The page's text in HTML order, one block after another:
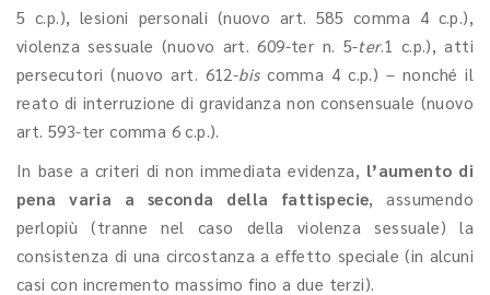
5 c.p.), lesioni personali (nuovo art. 585 comma 4 c.p.),
violenza sessuale (nuovo art. 609-ter n. 5-ter.1 c.p.), atti
persecutori (nuovo art. 612-biscomma 4 c.p.) – nonché il
reato di interruzione di gravidanza non consensuale (nuovo
art. 593-ter comma 6 c.p.).
In base a criteri di non immediata evidenza, l’aumento di
pena varia a seconda della fattispecie, assumendo
perlopiù (tranne nel caso della violenza sessuale) la
consistenza di una circostanza a effetto speciale (in alcuni
casi con incremento massimo fino a due terzi).